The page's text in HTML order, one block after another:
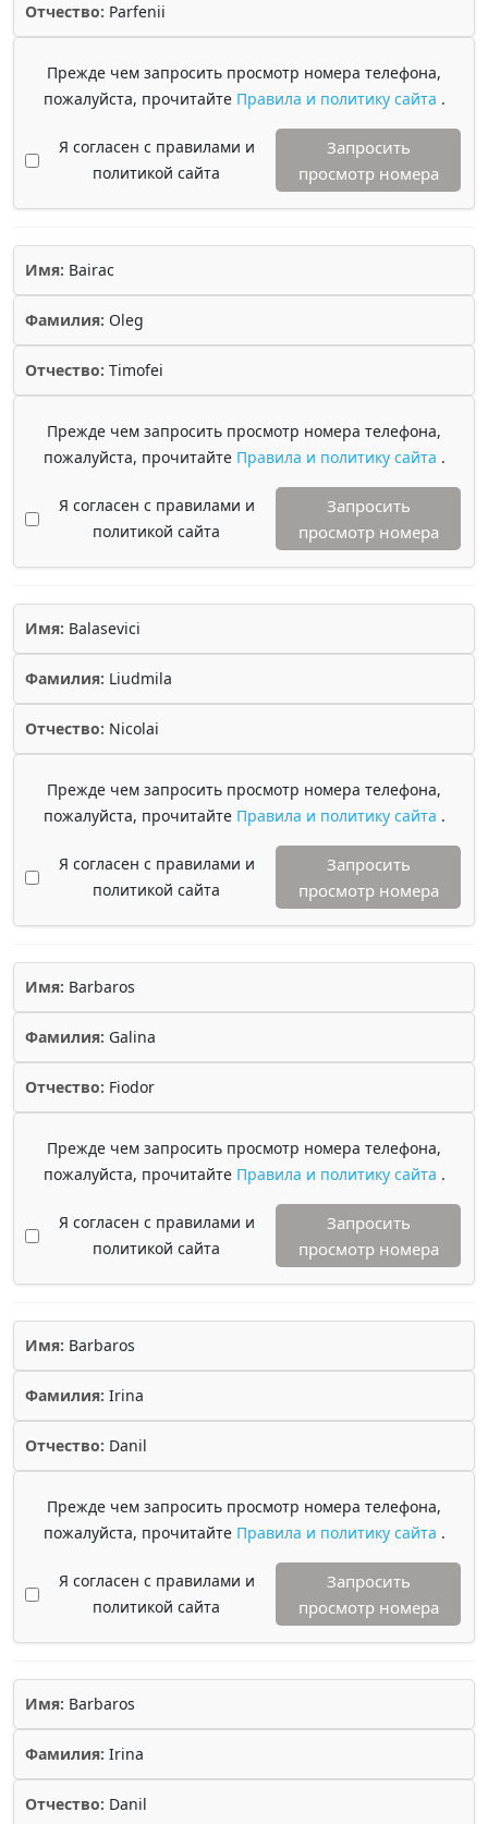
Отчество: Parfenii
Прежде чем запросить просмотр номера телефона,
пожалуйста, прочитайте Правила и политику сайта .
Я согласен с правилами и
политикой сайта
Запросить
просмотр номера
Имя: Bairac
Фамилия: Oleg
Отчество: Timofei
Прежде чем запросить просмотр номера телефона,
пожалуйста, прочитайте Правила и политику сайта .
Я согласен с правилами и
политикой сайта
Запросить
просмотр номера
Имя: Balasevici
Фамилия: Liudmila
Отчество: Nicolai
Прежде чем запросить просмотр номера телефона,
пожалуйста, прочитайте Правила и политику сайта .
Я согласен с правилами и
политикой сайта
Запросить
просмотр номера
Имя: Barbaros
Фамилия: Galina
Отчество: Fiodor
Прежде чем запросить просмотр номера телефона,
пожалуйста, прочитайте Правила и политику сайта .
Я согласен с правилами и
политикой сайта
Запросить
просмотр номера
Имя: Barbaros
Фамилия: Irina
Отчество: Danil
Прежде чем запросить просмотр номера телефона,
пожалуйста, прочитайте Правила и политику сайта .
Я согласен с правилами и
политикой сайта
Запросить
просмотр номера
Имя: Barbaros
Фамилия: Irina
Отчество: Danil